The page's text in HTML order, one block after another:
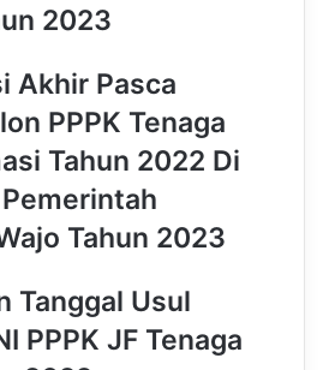
2023
Akhir Pasca
PPPK Tenaga
Tahun 2022 Di
Tahun 2023
Tanggal Usul
PPPK JF Tenaga